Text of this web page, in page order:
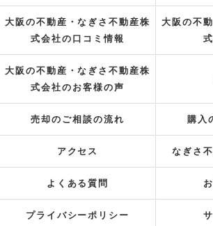
大阪の不動産・なぎさ不動産株
式会社の口コミ情報
大阪の不
大阪の不動産・なぎさ不動産株
式会社のお客様の声
売却のご相談の流れ 購入
アクセス なぎさ
よくある質問
プライバシーポリシー